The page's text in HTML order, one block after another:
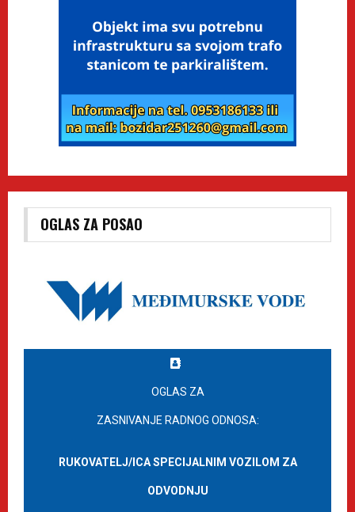
OGLAS ZA POSAO
OGLAS ZA
ZASNIVANJE RADNOG ODNOSA:
RUKOVATELJ/ICA SPECIJALNIM VOZILOM ZA
ODVODNJU